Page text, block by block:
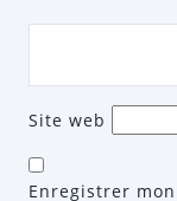
Site web
Enregistrer